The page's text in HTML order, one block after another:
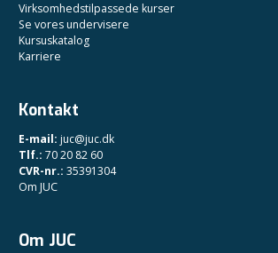
Virksomhedstilpassede kurser
Se vores undervisere
Kursuskatalog
Karriere
Kontakt
E-mail: juc@juc.dk
Tlf.: 70 20 82 60
CVR-nr.: 35391304
Om JUC
Om JUC